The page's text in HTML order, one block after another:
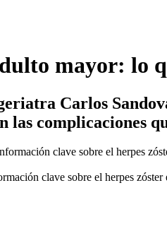
mayor: lo
Carlos
las complicaciones
clave sobre el herpes